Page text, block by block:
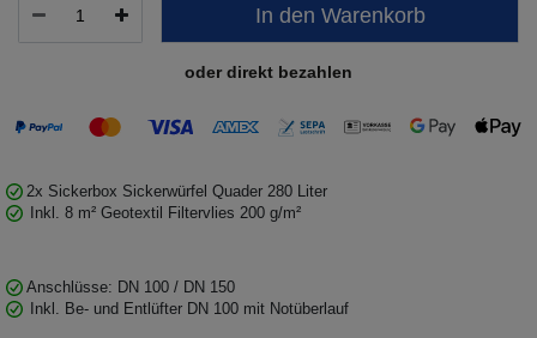
In den Warenkorb
oder direkt bezahlen
2x Sickerbox Sickerwürfel Quader 280 Liter
Inkl. 8 m² Geotextil Filtervlies 200 g/m²
Anschlüsse: DN 100 / DN 150
Inkl. Be- und Entlüfter DN 100 mit Notüberlauf